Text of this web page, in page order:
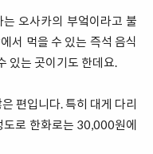
오사카의 부엌이라고 불
서 먹을 수 있는 즉석 음식
있는 곳이기도 한데요.
편입니다. 특히 대게 다리
로 한화로는 30,000원에